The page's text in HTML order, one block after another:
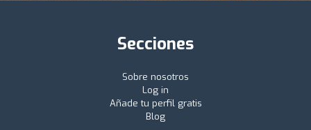
Secciones
Sobre nosotros
Log in
Añade tu perfil gratis
Blog